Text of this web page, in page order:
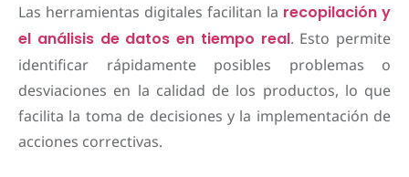
Las herramientas digitales facilitan la recopilación y
el análisis de datos en tiempo real. Esto permite
identificar rápidamente posibles problemas o
desviaciones en la calidad de los productos, lo que
facilita la toma de decisiones y la implementación de
acciones correctivas.